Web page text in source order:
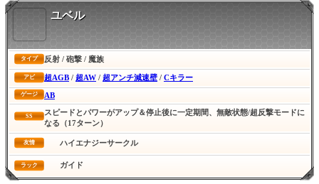
ユベル
タイプ 反射 / 砲撃 / 魔族
アビ 超AGB / 超AW / 超アンチ減速壁 / Cキラー
ゲージ AB
SS
スピードとパワーがアップ＆停止後に一定期間、無敵状態/超反撃モードに
なる（17ターン）
友情 ハイエナジーサークル
ラック ガイド